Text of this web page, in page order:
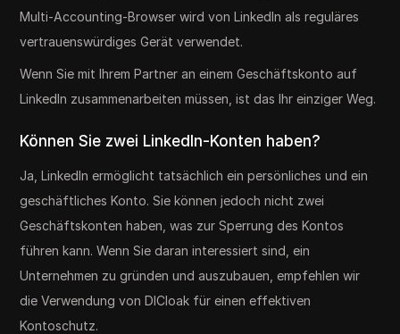
Multi-Accounting-Browser wird von LinkedIn als reguläres
vertrauenswürdiges Gerät verwendet.
Wenn Sie mit Ihrem Partner an einem Geschäftskonto auf
LinkedIn zusammenarbeiten müssen, ist das Ihr einziger Weg.
Können Sie zwei LinkedIn-Konten haben?
Ja, LinkedIn ermöglicht tatsächlich ein persönliches und ein
geschäftliches Konto. Sie können jedoch nicht zwei
Geschäftskonten haben, was zur Sperrung des Kontos
führen kann. Wenn Sie daran interessiert sind, ein
Unternehmen zu gründen und auszubauen, empfehlen wir
die Verwendung von DICloak für einen effektiven
Kontoschutz.